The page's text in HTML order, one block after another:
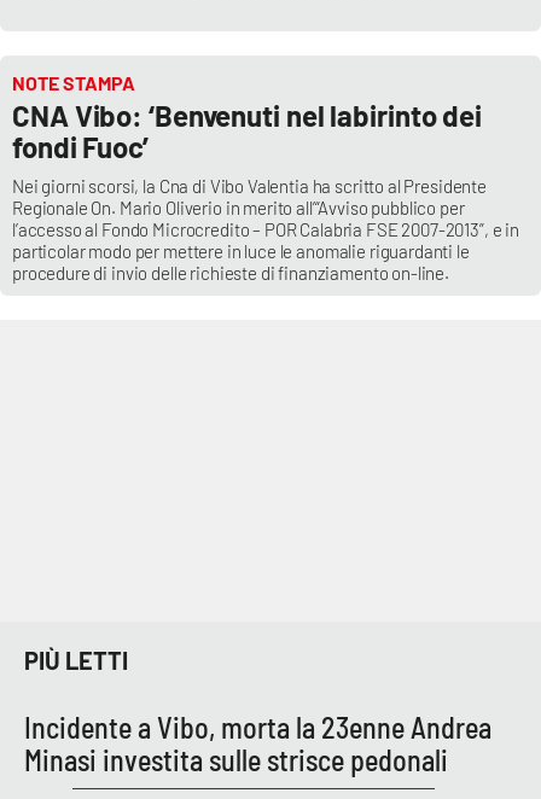
NOTE STAMPA
CNA Vibo: ‘Benvenuti nel labirinto dei
fondi Fuoc’
Nei giorni scorsi, la Cna di Vibo Valentia ha scritto al Presidente
Regionale On. Mario Oliverio in merito all’“Avviso pubblico per
l’accesso al Fondo Microcredito – POR Calabria FSE 2007-2013”, e in
particolar modo per mettere in luce le anomalie riguardanti le
procedure di invio delle richieste di finanziamento on-line.
PIÙ LETTI
Incidente a Vibo, morta la 23enne Andrea
Minasi investita sulle strisce pedonali